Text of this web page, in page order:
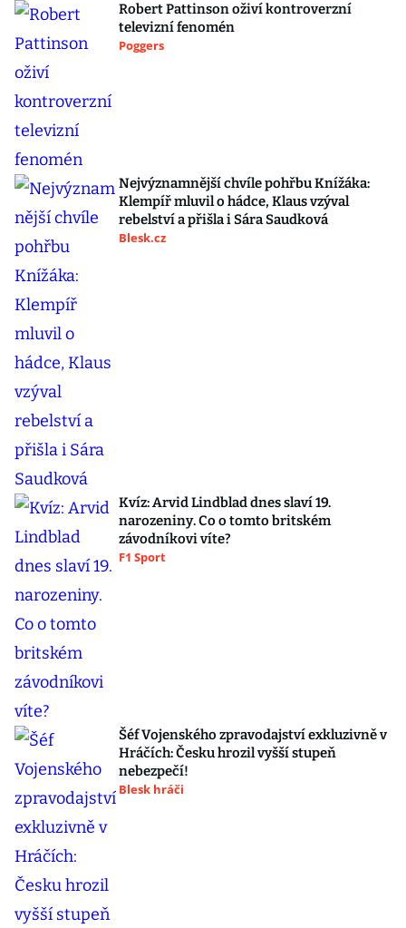
Robert Pattinson oživí kontroverzní
televizní fenomén
Poggers
Nejvýznamnější chvíle pohřbu Knížáka:
Klempíř mluvil o hádce, Klaus vzýval
rebelství a přišla i Sára Saudková
Blesk.cz
Kvíz: Arvid Lindblad dnes slaví 19.
narozeniny. Co o tomto britském
závodníkovi víte?
F1 Sport
Šéf Vojenského zpravodajství exkluzivně v
Hráčích: Česku hrozil vyšší stupeň
nebezpečí!
Blesk hráči